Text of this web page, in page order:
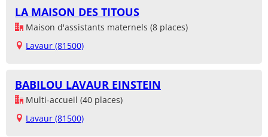
LA MAISON DES TITOUS
Maison d'assistants maternels (8 places)
Lavaur (81500)
BABILOU LAVAUR EINSTEIN
Multi-accueil (40 places)
Lavaur (81500)